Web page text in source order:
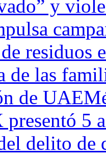
y
residuos
de las
de
5
delito de